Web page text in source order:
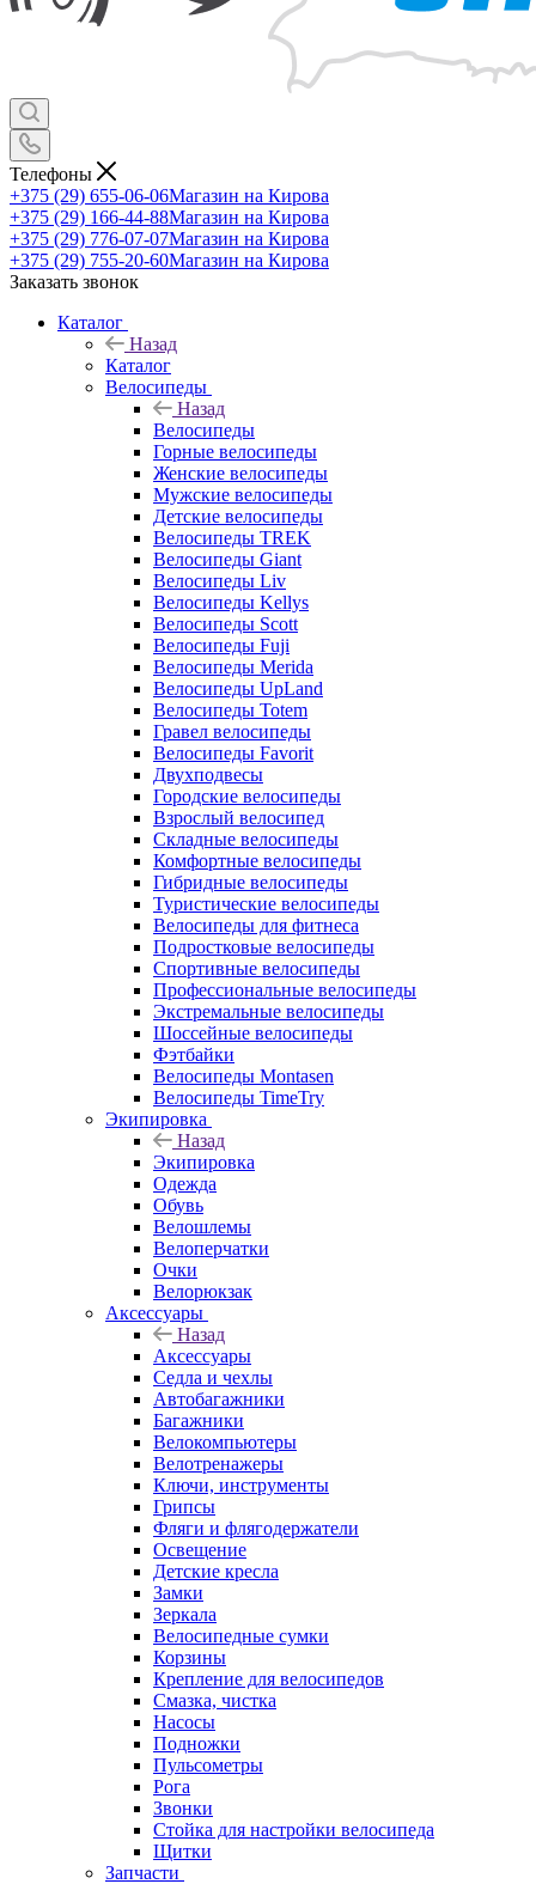
Телефоны
+375 (29) 655-06-06Магазин на Кирова
+375 (29) 166-44-88Магазин на Кирова
+375 (29) 776-07-07Магазин на Кирова
+375 (29) 755-20-60Магазин на Кирова
Заказать звонок
Каталог
Назад
Каталог
Велосипеды
Назад
Велосипеды
Горные велосипеды
Женские велосипеды
Мужские велосипеды
Детские велосипеды
Велосипеды TREK
Велосипеды Giant
Велосипеды Liv
Велосипеды Kellys
Велосипеды Scott
Велосипеды Fuji
Велосипеды Merida
Велосипеды UpLand
Велосипеды Totem
Гравел велосипеды
Велосипеды Favorit
Двухподвесы
Городские велосипеды
Взрослый велосипед
Складные велосипеды
Комфортные велосипеды
Гибридные велосипеды
Туристические велосипеды
Велосипеды для фитнеса
Подростковые велосипеды
Спортивные велосипеды
Профессиональные велосипеды
Экстремальные велосипеды
Шоссейные велосипеды
Фэтбайки
Велосипеды Montasen
Велосипеды TimeTry
Экипировка
Назад
Экипировка
Одежда
Обувь
Велошлемы
Велоперчатки
Очки
Велорюкзак
Аксессуары
Назад
Аксессуары
Седла и чехлы
Автобагажники
Багажники
Велокомпьютеры
Велотренажеры
Ключи, инструменты
Грипсы
Фляги и флягодержатели
Освещение
Детские кресла
Замки
Зеркала
Велосипедные сумки
Корзины
Крепление для велосипедов
Смазка, чистка
Насосы
Подножки
Пульсометры
Рога
Звонки
Стойка для настройки велосипеда
Щитки
Запчасти